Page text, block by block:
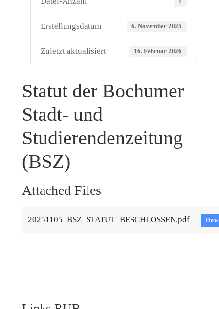
1
Erstellungsdatum 6. November 2025
Zuletzt aktualisiert 16. Februar 2026
Statut der Bochumer
Stadt- und
Studierendenzeitung
(BSZ)
Attached Files
20251105_BSZ_STATUT_BESCHLOSSEN.pdf